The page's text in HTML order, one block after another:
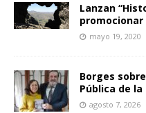
Lanzan
mayo 19, 2020
Borges
Pública de la
agosto 7, 2026